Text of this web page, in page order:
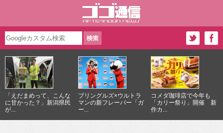
「えだまめって、こんな
に甘かった？」新潟県民
が...
プリングルズ×ウルトラ
マンの新フレーバー「ガ
ー...
コメダ珈琲店で今年も
「カリー祭り」開催 新
作カ...